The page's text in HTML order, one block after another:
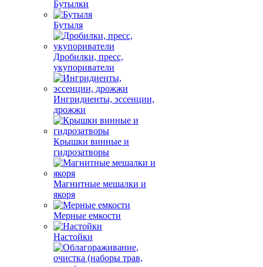
Бутылки
Бутыля
Дробилки, пресс,
укупориватели
Ингридиенты, эссенции,
дрожжи
Крышки винные и
гидрозатворы
Магнитные мешалки и
якоря
Мерные емкости
Настойки